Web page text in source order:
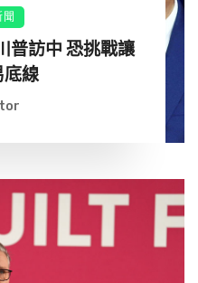
普訪中 恐挑戰讓
底線